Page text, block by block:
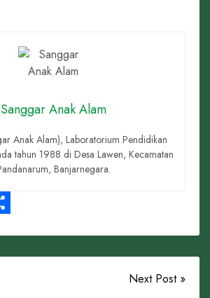
Sanggar Anak Alam
Anak Alam), Laboratorium Pendidikan
tahun 1988 di Desa Lawen, Kecamatan
Banjarnegara.
Next Post »